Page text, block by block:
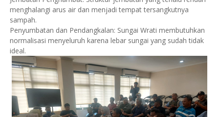
menghalangi arus air dan menjadi tempat tersangkutnya
sampah.
Penyumbatan dan Pendangkalan: Sungai Wrati membutuhkan
normalisasi menyeluruh karena lebar sungai yang sudah tidak
ideal.